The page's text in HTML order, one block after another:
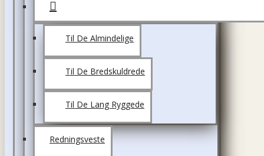
Til De Almindelige
Til De Bredskuldrede
Til De Lang Ryggede
Redningsveste